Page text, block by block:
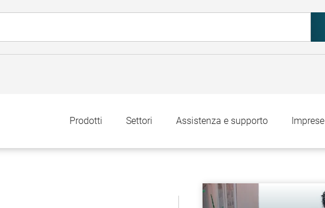
Prodotti Settori Assistenza e supporto Imprese